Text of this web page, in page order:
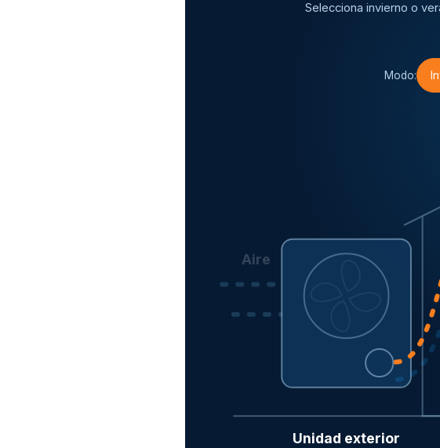
Selecciona invierno o
Modo:
Aire
Unidad exterior